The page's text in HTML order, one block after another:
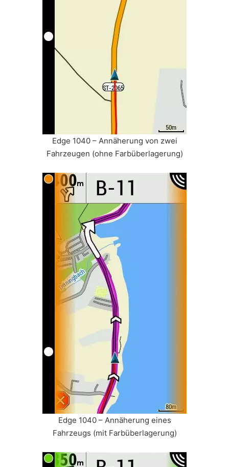
Edge 1040 – Annäherung von zwei
Fahrzeugen (ohne Farbüberlagerung)
Edge 1040 – Annäherung eines
Fahrzeugs (mit Farbüberlagerung)